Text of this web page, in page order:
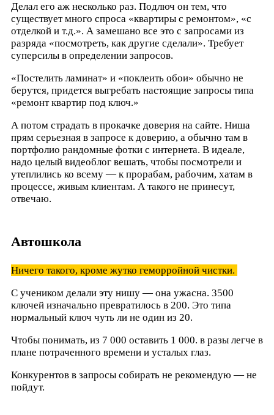
Делал его аж несколько раз. Подлюч он тем, что
существует много спроса «квартиры с ремонтом», «с
отделкой и т.д.». А замешано все это с запросами из
разряда «посмотреть, как другие сделали». Требует
суперсилы в определении запросов.
«Постелить ламинат» и «поклеить обои» обычно не
берутся, придется выгребать настоящие запросы типа
«ремонт квартир под ключ.»
А потом страдать в прокачке доверия на сайте. Ниша
прям серьезная в запросе к доверию, а обычно там в
портфолио рандомные фотки с интернета. В идеале,
надо целый видеоблог вешать, чтобы посмотрели и
утеплились ко всему — к прорабам, рабочим, хатам в
процессе, живым клиентам. А такого не принесут,
отвечаю.
Автошкола
Ничего такого, кроме жутко геморройной чистки.
С учеником делали эту нишу — она ужасна. 3500
ключей изначально превратилось в 200. Это типа
нормальный ключ чуть ли не один из 20.
Чтобы понимать, из 7 000 оставить 1 000. в разы легче в
плане потраченного времени и усталых глаз.
Конкурентов в запросы собирать не рекомендую — не
пойдут.